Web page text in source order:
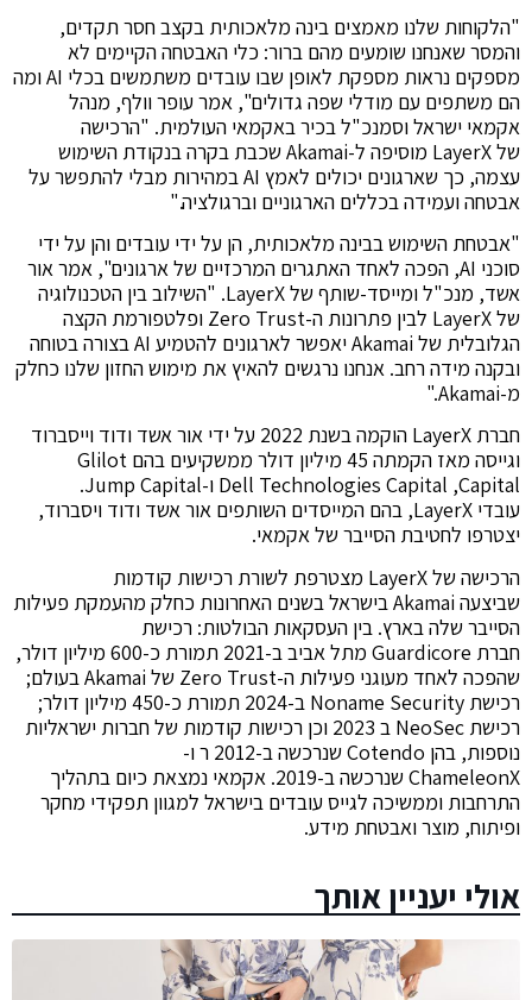
"הלקוחות שלנו מאמצים בינה מלאכותית בקצב חסר תקדים,
והמסר שאנחנו שומעים מהם ברור: כלי האבטחה הקיימים לא
מספקים נראות מספקת לאופן שבו עובדים משתמשים בכלי AI ומה
הם משתפים עם מודלי שפה גדולים", אמר עופר וולף, מנהל
אקמאי ישראל וסמנכ"ל בכיר באקמאי העולמית. "הרכישה
של LayerX מוסיפה ל-Akamai שכבת בקרה בנקודת השימוש
עצמה, כך שארגונים יכולים לאמץ AI במהירות מבלי להתפשר על
אבטחה ועמידה בכללים הארגוניים וברגולציה."
"אבטחת השימוש בבינה מלאכותית, הן על ידי עובדים והן על ידי
סוכני AI, הפכה לאחד האתגרים המרכזיים של ארגונים", אמר אור
אשד, מנכ"ל ומייסד-שותף של LayerX. "השילוב בין הטכנולוגיה
של LayerX לבין פתרונות ה-Zero Trust ופלטפורמת הקצה
הגלובלית של Akamai יאפשר לארגונים להטמיע AI בצורה בטוחה
ובקנה מידה רחב. אנחנו נרגשים להאיץ את מימוש החזון שלנו כחלק
מ-Akamai."
חברת LayerX הוקמה בשנת 2022 על ידי אור אשד ודוד וייסברוד
וגייסה מאז הקמתה 45 מיליון דולר ממשקיעים בהם Glilot
Capital, ‏Dell Technologies Capital ו-Jump Capital.
עובדי LayerX, בהם המייסדים השותפים אור אשד ודוד ויסברוד,
יצטרפו לחטיבת הסייבר של אקמאי.
הרכישה של LayerX מצטרפת לשורת רכישות קודמות
שביצעה Akamai בישראל בשנים האחרונות כחלק מהעמקת פעילות
הסייבר שלה בארץ. בין העסקאות הבולטות: רכישת
חברת Guardicore מתל אביב ב-2021 תמורת כ-600 מיליון דולר,
שהפכה לאחד מעוגני פעילות ה-Zero Trust של Akamai בעולם;
רכישת Noname Security ב-2024 תמורת כ-450 מיליון דולר;
רכישת NeoSec ב 2023 וכן רכישות קודמות של חברות ישראליות
נוספות, בהן Cotendo שנרכשה ב-2012 ר ו-
ChameleonX שנרכשה ב-2019. אקמאי נמצאת כיום בתהליך
התרחבות וממשיכה לגייס עובדים בישראל למגוון תפקידי מחקר
ופיתוח, מוצר ואבטחת מידע.
אולי יעניין אותך